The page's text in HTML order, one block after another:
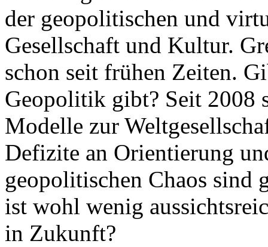
der geopolitischen und
Gesellschaft und Kultur.
schon seit frühen Zeiten.
Geopolitik gibt? Seit 2008
Modelle zur
Defizite an Orientierung
geopolitischen Chaos sind
ist wohl wenig
in Zukunft?